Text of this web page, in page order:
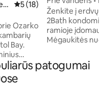
Vidutinis įvertinimas: 5 iš 5,
5 (18)
Ozarko
Bay.
dienas
arba
Baseinas •
Ženkite į erdvų ir
2Bath
ramioje įdomaus
Mėgaukitės
erdvėje arba
kuriame gausu
patogumai